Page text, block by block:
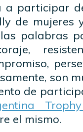
a participar
de mujeres
palabras
son
de
el mismo.